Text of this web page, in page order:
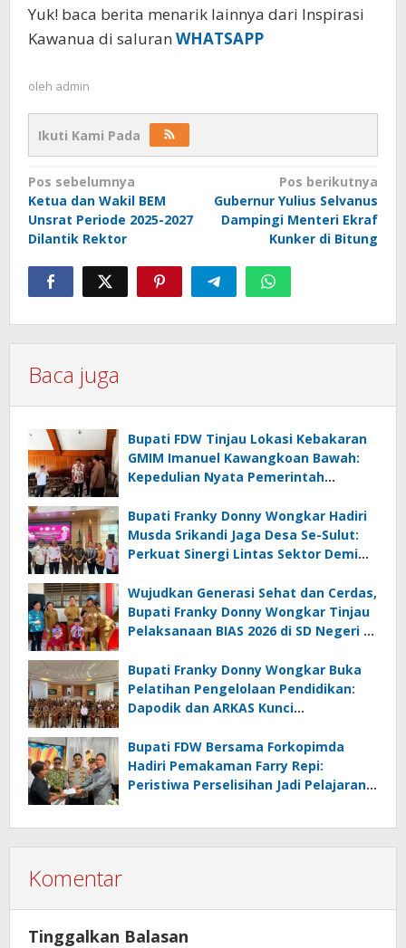
Yuk! baca berita menarik lainnya dari Inspirasi
Kawanua di saluran WHATSAPP
oleh admin
Ikuti Kami Pada
Navigasi
pos
Pos sebelumnya
Ketua dan Wakil BEM
Unsrat Periode 2025-2027
Dilantik Rektor
Pos berikutnya
Gubernur Yulius Selvanus
Dampingi Menteri Ekraf
Kunker di Bitung
Baca juga
Bupati FDW Tinjau Lokasi Kebakaran
GMIM Imanuel Kawangkoan Bawah:
Kepedulian Nyata Pemerintah
Terdampak
Bupati Franky Donny Wongkar Hadiri
Musda Srikandi Jaga Desa Se-Sulut:
Perkuat Sinergi Lintas Sektor Demi
Wujudkan Generasi Sehat dan Cerdas,
Bupati Franky Donny Wongkar Tinjau
Pelaksanaan BIAS 2026 di SD Negeri 2
Bupati Franky Donny Wongkar Buka
Pelatihan Pengelolaan Pendidikan:
Dapodik dan ARKAS Kunci
Minahasa Selatan
Bupati FDW Bersama Forkopimda
Hadiri Pemakaman Farry Repi:
Peristiwa Perselisihan Jadi Pelajaran,
Komentar
Tinggalkan Balasan